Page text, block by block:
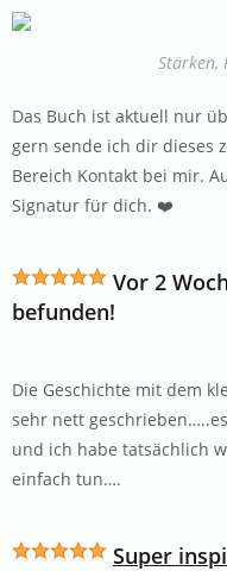
Stärken,
Das Buch ist aktuell nur
gern sende ich dir dieses
Bereich Kontakt bei mir.
Signatur für dich. ❤️
Vor 2
befunden!
Die Geschichte mit dem
sehr nett
und ich habe tatsächlich
einfach tun….
Super